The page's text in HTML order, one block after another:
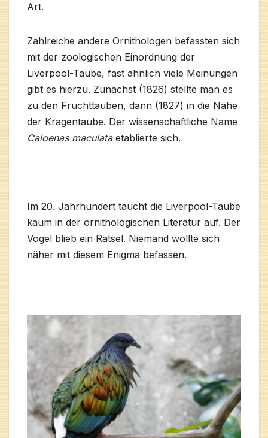
Art.
Zahlreiche andere Ornithologen befassten sich
mit der zoologischen Einordnung der
Liverpool-Taube, fast ähnlich viele Meinungen
gibt es hierzu. Zunächst (1826) stellte man es
zu den Fruchttauben, dann (1827) in die Nähe
der Kragentaube. Der wissenschaftliche Name
Caloenas maculata etablierte sich.
Im 20. Jahrhundert taucht die Liverpool-Taube
kaum in der ornithologischen Literatur auf. Der
Vogel blieb ein Rätsel. Niemand wollte sich
näher mit diesem Enigma befassen.